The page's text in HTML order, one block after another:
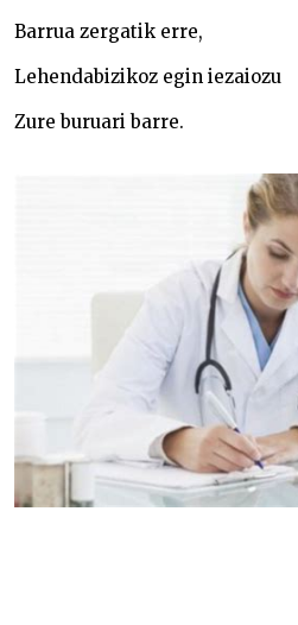
Barrua zergatik erre,
Lehendabizikoz egin iezaiozu
Zure buruari barre.